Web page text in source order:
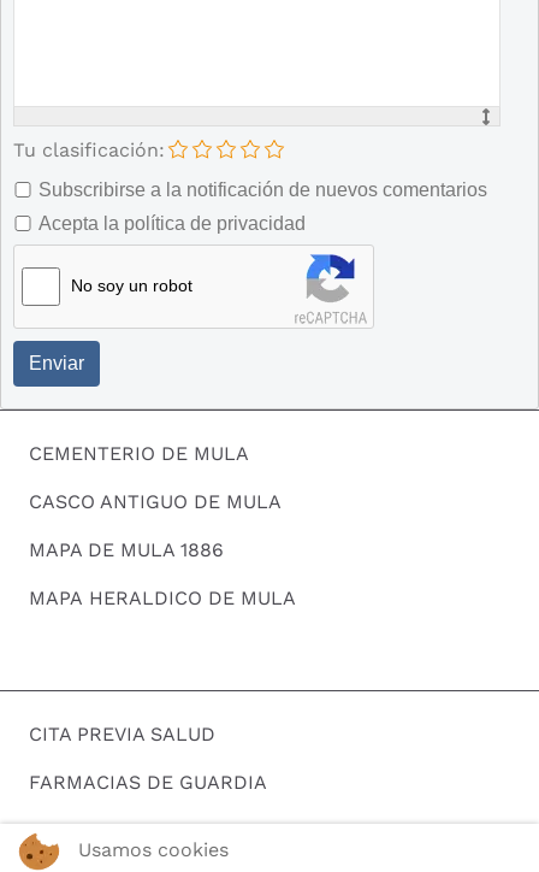
Tu clasificación:
Subscribirse a la notificación de nuevos comentarios
Acepta la política de privacidad
No soy un robot
Enviar
CEMENTERIO DE MULA
CASCO ANTIGUO DE MULA
MAPA DE MULA 1886
MAPA HERALDICO DE MULA
CITA PREVIA SALUD
FARMACIAS DE GUARDIA
HORARIOS DE AUTOBUSES
Usamos cookies